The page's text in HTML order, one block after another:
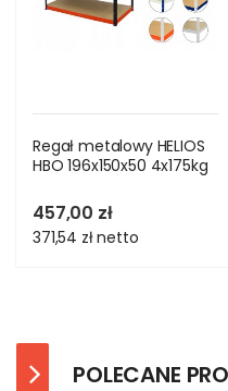
Regał metalowy HELIOS
HBO 196x150x50 4x175kg
457,00 zł
371,54 złnetto
POLECANE